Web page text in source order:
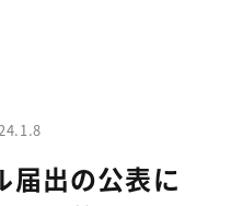
届出の公表に